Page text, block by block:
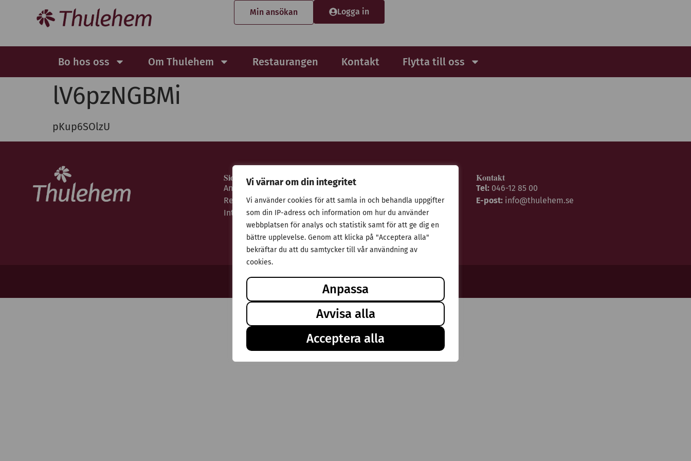
Vi värnar om din integritet
Vi använder cookies för att samla in och behandla uppgifter
som din IP-adress och information om hur du använder
webbplatsen för analys och statistik samt för att ge dig en
bättre upplevelse. Genom att klicka på "Acceptera alla"
bekräftar du att du samtycker till vår användning av
cookies.
Anpassa
Avvisa alla
Acceptera alla
Min ansökan Logga in
Bo hos oss Om Thulehem Restaurangen Kontakt Flytta till oss
lV6pzNGBMi
pKup6SOlzU
Sidor
Ansökan
Restaurangen
Integritetspolicy
Adress
Stiftelsen Thulehem i Lund
Thulehemsvägen 40
224 67 Lund
Kontakt
Tel: 046-12 85 00
E-post: info@thulehem.se
© Stiftelsen Thulehem 2025